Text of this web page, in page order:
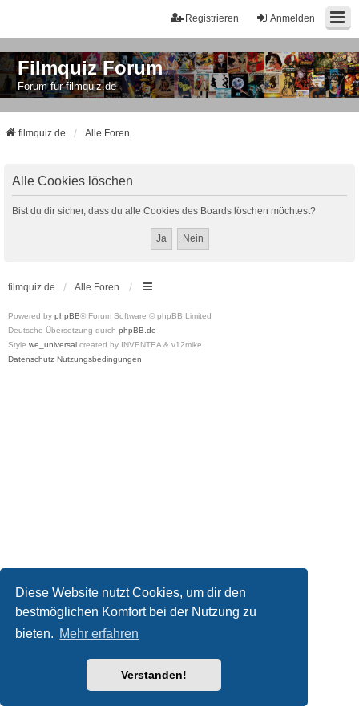
Diese Website nutzt Cookies, um dir den
bestmöglichen Komfort bei der Nutzung zu
bieten. Mehr erfahren
Verstanden!
Anmelden
Registrieren
Filmquiz Forum
Forum für filmquiz.de
filmquiz.de Alle Foren
Alle Cookies löschen
Bist du dir sicher, dass du alle Cookies des Boards löschen möchtest?
filmquiz.de Alle Foren
Powered by phpBB® Forum Software © phpBB Limited
Deutsche Übersetzung durch phpBB.de
Style we_universal created by INVENTEA & v12mike
Datenschutz Nutzungsbedingungen